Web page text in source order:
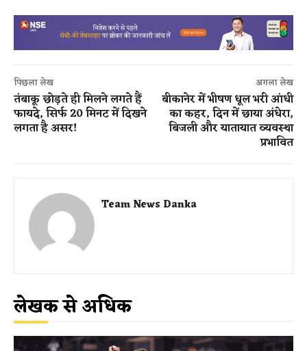
पिछला लेख
तंबाकू छोड़ते ही मिलने लगते हैं
फायदे, सिर्फ 20 मिनट में दिखने
लगता है असर!
अगला लेख
बीकानेर में भीषण धूल भरी आंधी
का कहर, दिन में छाया अंधेरा,
बिजली और यातायात व्यवस्था
प्रभावित
Team News Danka
लेखक से अधिक